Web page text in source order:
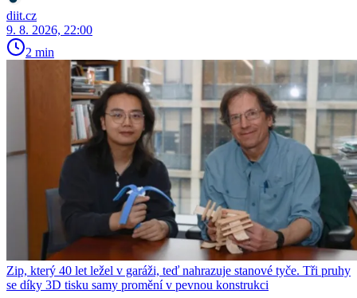
diit.cz
9. 8. 2026, 22:00
2 min
Zip, který 40 let ležel v garáži, teď nahrazuje stanové tyče. Tři pruhy
se díky 3D tisku samy promění v pevnou konstrukci